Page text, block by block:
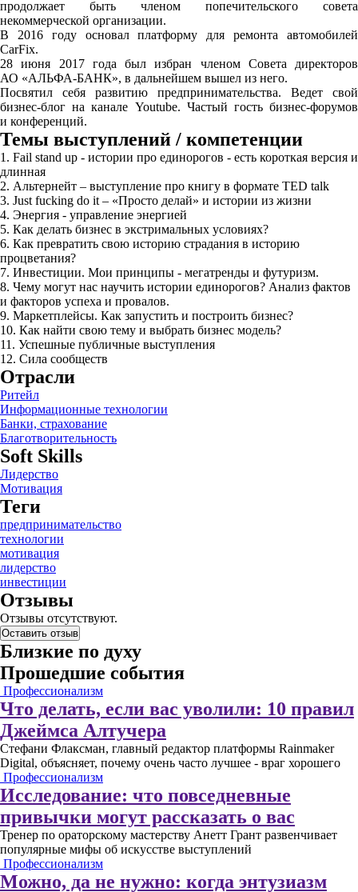
продолжает быть членом попечительского совета
некоммерческой организации.
В 2016 году основал платформу для ремонта автомобилей
CarFix.
28 июня 2017 года был избран членом Совета директоров
АО «АЛЬФА-БАНК», в дальнейшем вышел из него.
Посвятил себя развитию предпринимательства. Ведет свой
бизнес-блог на канале Youtube. Частый гость бизнес-форумов
и конференций.
Темы выступлений / компетенции
1. Fail stand up - истории про единорогов - есть короткая версия и
длинная
2. Альтернейт – выступление про книгу в формате TED talk
3. Just fucking do it – «Просто делай» и истории из жизни
4. Энергия - управление энергией
5. Как делать бизнес в экстримальных условиях?
6. Как превратить свою историю страдания в историю
процветания?
7. Инвестиции. Мои принципы - мегатренды и футуризм.
8. Чему могут нас научить истории единорогов? Анализ фактов
и факторов успеха и провалов.
9. Маркетплейсы. Как запустить и построить бизнес?
10. Как найти свою тему и выбрать бизнес модель?
11. Успешные публичные выступления
12. Сила сообществ
Отрасли
Ритейл
Информационные технологии
Банки, страхование
Благотворительность
Soft Skills
Лидерство
Мотивация
Теги
предпринимательство
технологии
мотивация
лидерство
инвестиции
Отзывы
Отзывы отсутствуют.
Оставить отзыв
Близкие по духу
Прошедшие события
Профессионализм
Что делать, если вас уволили: 10 правил
Джеймса Алтучера
Стефани Флаксман, главный редактор платформы Rainmaker
Digital, объясняет, почему очень часто лучшее - враг хорошего
Профессионализм
Исследование: что повседневные
привычки могут рассказать о вас
Тренер по ораторскому мастерству Анетт Грант развенчивает
популярные мифы об искусстве выступлений
Профессионализм
Можно, да не нужно: когда энтузиазм